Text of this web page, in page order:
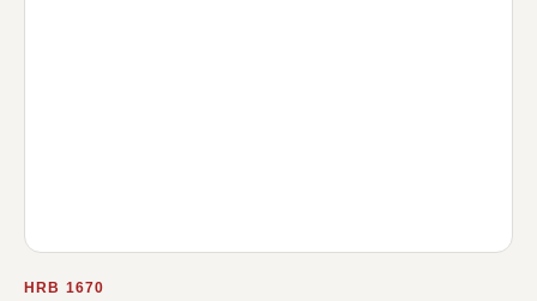
HRB 1670